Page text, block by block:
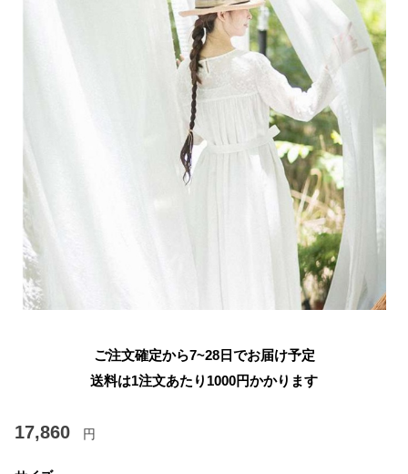
ご注文確定から7~28日でお届け予定
送料は1注文あたり 1000円かかります
17,860 円